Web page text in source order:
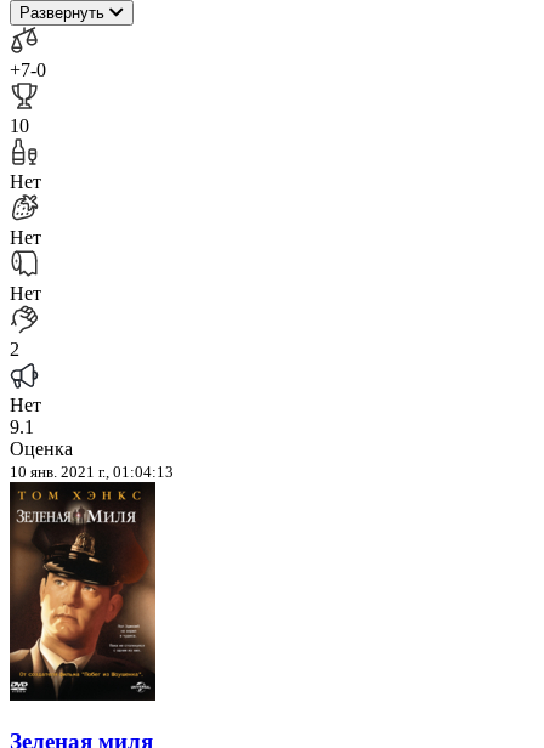
Развернуть
+7-0
10
Нет
Нет
Нет
2
Нет
9.1
Оценка
10 янв. 2021 г., 01:04:13
Зеленая миля